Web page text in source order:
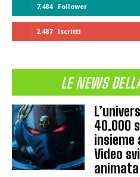
7,484 Follower
2,487 Iscritti
LE NEWS
40.000
insieme
Video
animata